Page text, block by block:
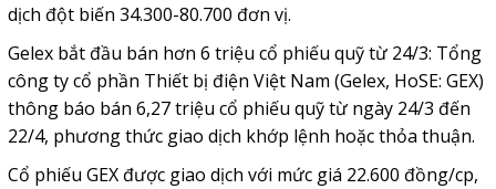
dịch đột biến 34.300-80.700 đơn vị.
Gelex bắt đầu bán hơn 6 triệu cổ phiếu quỹ từ 24/3: Tổng
công ty cổ phần Thiết bị điện Việt Nam (Gelex, HoSE: GEX)
thông báo bán 6,27 triệu cổ phiếu quỹ từ ngày 24/3 đến
22/4, phương thức giao dịch khớp lệnh hoặc thỏa thuận.
Cổ phiếu GEX được giao dịch với mức giá 22.600 đồng/cp,